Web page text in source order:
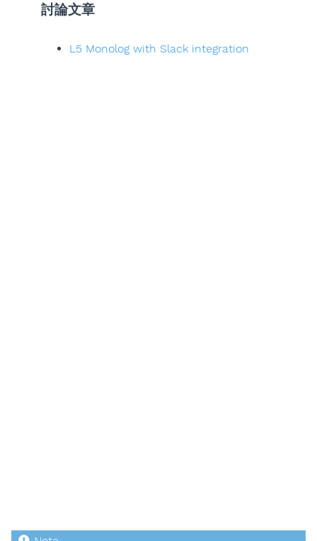
討論文章
L5 Monolog with Slack integration